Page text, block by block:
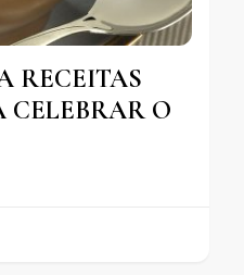
RECEITAS
CELEBRAR O